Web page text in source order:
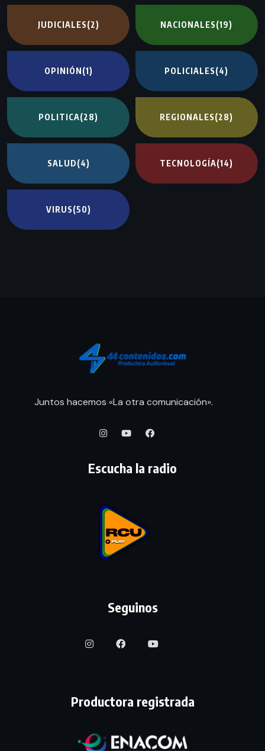
JUDICIALES(2) NACIONALES(19)
OPINIÓN (1) POLICIALES(4)
POLITICA(28) REGIONALES(28)
SALUD(4) TECNOLOGÍA(14)
VIRUS(50)
Juntos hacemos «La otra comunicación».
Escucha la radio
Seguinos
Productora registrada